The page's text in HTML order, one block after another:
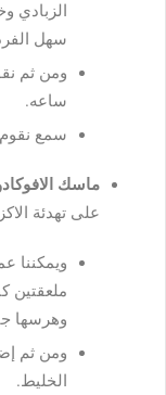
الزبادي
سهل
ومن ثم
ساعه.
سمع
ماسك
على تهدئة
ويمكننا
ملعقتين
وهرسها
ومن ثم
الخليط.